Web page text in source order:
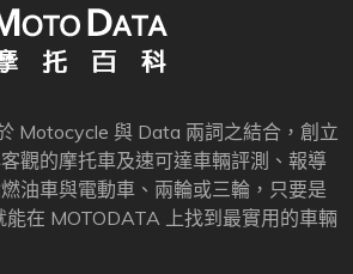
Motocycle 與 Data 兩詞之結合，創立
觀的摩托車及速可達車輛評測、報導
油車與電動車、兩輪或三輪，只要是
在 MOTODATA 上找到最實用的車輛